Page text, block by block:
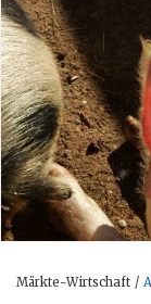
Märkte-Wirtschaft